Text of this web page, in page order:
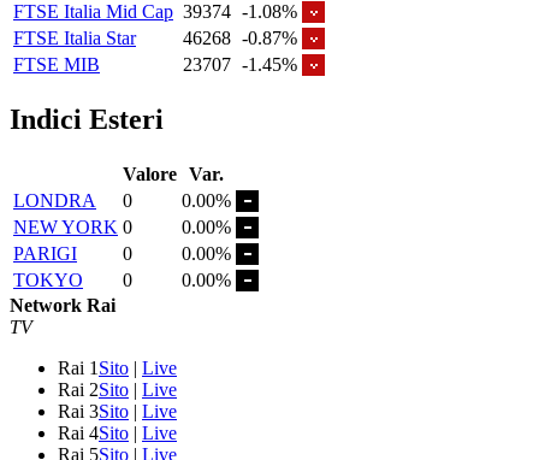
FTSE Italia Mid Cap 39374 -1.08%
FTSE Italia Star
46268 -0.87%
FTSE MIB
23707 -1.45%
Indici Esteri
Valore Var.
LONDRA
0
0.00%
NEW YORK 0
0.00%
PARIGI
0
0.00%
TOKYO
0
0.00%
Network Rai
TV
Rai 1 Sito | Live
Rai 2Sito | Live
Rai 3Sito | Live
Rai 4Sito | Live
Rai 5Sito | Live